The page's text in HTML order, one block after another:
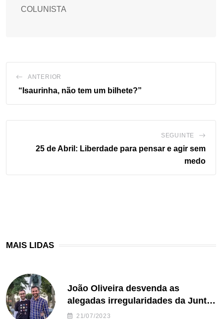
COLUNISTA
ANTERIOR
“Isaurinha, não tem um bilhete?”
SEGUINTE
25 de Abril: Liberdade para pensar e agir sem
medo
MAIS LIDAS
João Oliveira desvenda as
alegadas irregularidades da Junta
de Freguesia S. João de Ver
21/07/2023